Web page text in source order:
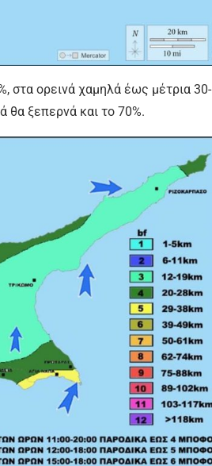
στα ορεινά χαμηλά έως μέτρια 30-
θα ξεπερνά και το 70%.